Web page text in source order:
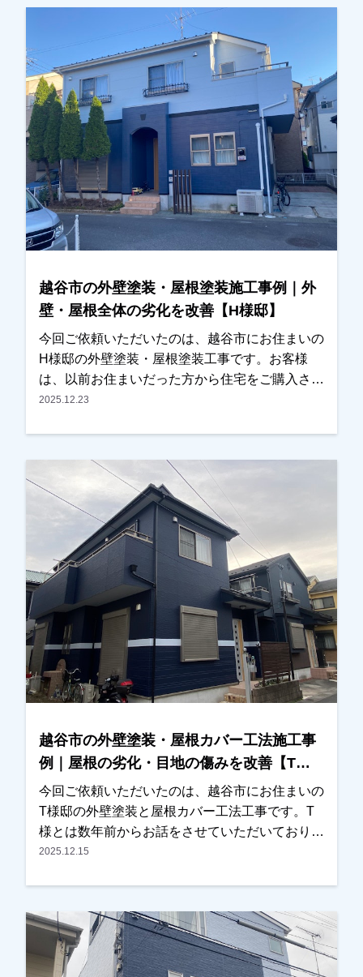
しいとのご相談をいただきました。現地調査を行
ったところ、・外壁の目地（コーキング）の劣
化・屋根塗膜の劣化が見られたため、外壁塗装と
屋根塗装をご提案させていただきました。カラー
シミュレーションも行い、ご希望の色味を確認し
ながら塗料や施工内容を調整し、今回施工をお任
せいただくことになりました。施工後は、「職人
さんも丁寧で安心して任せられました」「仕上が
りにも大変満足しています」とのお言葉をいただ
き、私たちも大変嬉しく思っております。この度
は大切なお住まいの外壁塗装・屋根塗装工事をお
任せいただき誠にありがとうございました。
越谷市の外壁塗装・屋根塗装施工事例｜外
壁・屋根全体の劣化を改善【H様邸】
今回ご依頼いただいたのは、越谷市にお住まいの
H様邸の外壁塗装・屋根塗装工事です。お客様
は、以前お住まいだった方から住宅をご購入され
たばかりで、これから長く住まわれるにあたり、
外壁塗装ということもあり、塗装工事の流れや塗
料の種類などについて、できるだけ分かりやすく
ご説明させていただきました。また、色決めの際
にはカラーシミュレーションを使用し、何パター
ンか実際のイメージをご確認いただきながら検討
していただきました。最終的には、見本帳もご覧
いただきながら、お住まいの雰囲気に合う色を一
緒に決定いたしました。施工後は、「仕上がりも
きれいで、特に外壁の色がとても気に入っていま
す」とのお言葉をいただき、私たちも大変嬉しく
思っております。外壁塗装や屋根塗装は、工事が
終わったら終わりではなく、その後のメンテナン
スも大切です。これから長いお付き合いになるか
いつでもお気軽にご相談ください。この度は大切
なお住まいの外壁塗装・屋根塗装工事をお任せい
ただき、誠にありがとうございました。
2025.12.23
越谷市の外壁塗装・屋根カバー工法施工事
例｜屋根の劣化・目地の傷みを改善【T様
邸】
今回ご依頼いただいたのは、越谷市にお住まいの
T様邸の外壁塗装と屋根カバー工法工事です。T
様とは数年前からお話をさせていただいており、
近くに伺った際にはご挨拶をさせていただくな
の前を通り、ご挨拶に伺ったところ、以前拝見し
た時よりも屋根の劣化が進んでいる状態であるこ
とに気が付きました。その旨をお伝えし、改めて
現地調査を行い、屋根の状態を写真でご確認いた
2025.12.15